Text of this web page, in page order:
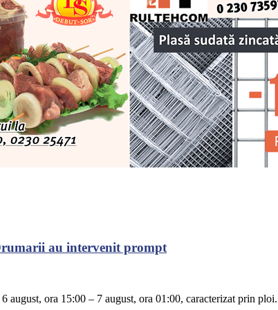
au intervenit prompt
august, ora 15:00 – 7 august, ora 01:00, caracterizat prin